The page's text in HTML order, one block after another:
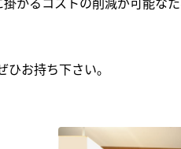
ひお持ち下さい｡